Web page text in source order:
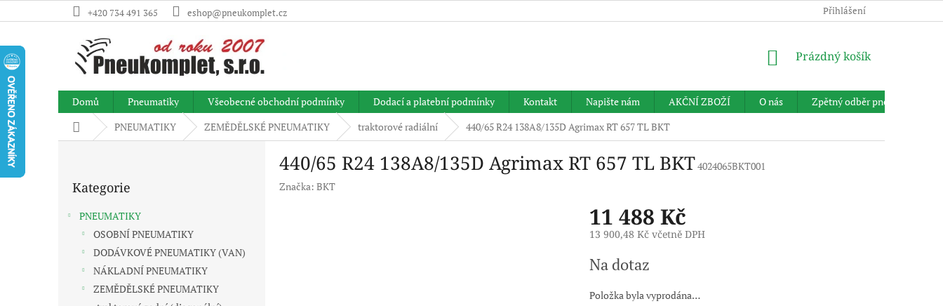
na
+420 734 491 365 eshop@pneukomplet.cz Přihlášení
NÁKUPNÍ
Prázdný košík
Domů Pneumatiky Všeobecné obchodní podmínky Dodací a platební podmínky Kontakt Napište nám AKČNÍ ZBOŽÍ O nás
Zpětný odběr pneumatik
Domů PNEUMATIKY ZEMĚDĚLSKÉ PNEUMATIKY traktorové radiální 440/65 R24 138A8/135D Agrimax RT 657 TL BKT
kategorie
Kategorie
PNEUMATIKY
OSOBNÍ PNEUMATIKY
DODÁVKOVÉ PNEUMATIKY (VAN)
NÁKLADNÍ PNEUMATIKY
ZEMĚDĚLSKÉ PNEUMATIKY
440/65 R24 138A8/135D Agrimax RT 657 TL BKT4024065BKT001
Značka: BKT
11 488 Kč
13 900,48 Kč včetně DPH
cena:
Na dotaz
Položka byla vyprodána…